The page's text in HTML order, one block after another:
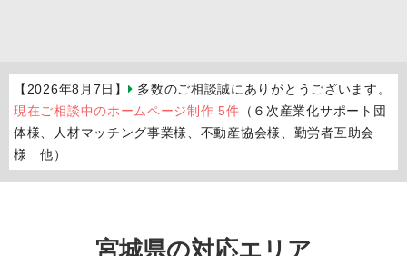
【2026年8月7日】
多数のご相談誠にありがとうございます。
現在ご相談中のホームページ制作 5件 （６次産業化サポート団
体様、人材マッチング事業様、不動産協会様、勤労者互助会
様 他）
宮城県の対応エリア